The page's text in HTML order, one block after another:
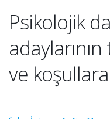
Psikolojik
ve koşullara